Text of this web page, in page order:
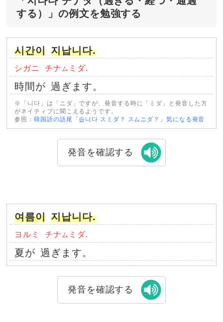
する）」の例文を勉強する
시간이 지납니다.
シガニ チナ ム ミダ.
時間が 過ぎます。
※「니다」は「ニダ」ですが、発音する時に「ミダ」と発音した方
がネイティブに聞こえるようです。
参照：韓国語の語尾「습니다 スミダ？ スムニダ？」気になる発音
発音を確認する
여름이 지납니다.
ヨルミ チナ ム ミダ.
夏が 過ぎます。
発音を確認する